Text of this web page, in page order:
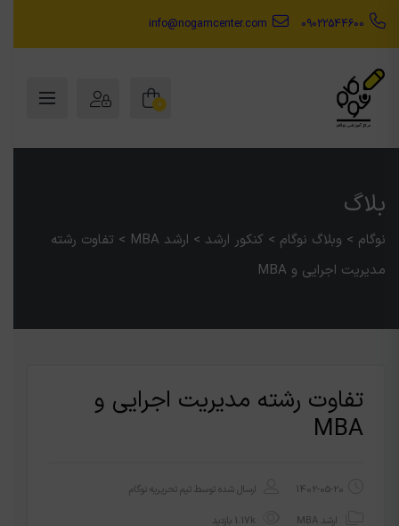
09022544600
info@nogamcenter.com
0
بلاگ
نوگام > وبلاگ نوگام > کنکور ارشد > ارشد MBA > تفاوت رشته
مدیریت اجرایی و MBA
تفاوت رشته مدیریت اجرایی و
MBA
1402-05-20 ارسال شده توسط تیم تحریریه نوگام
ارشد MBA